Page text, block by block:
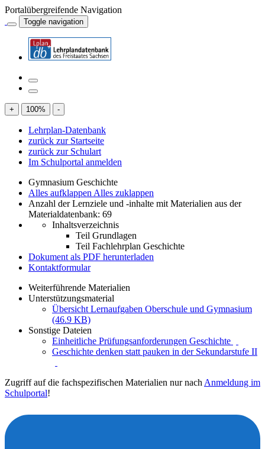
Portalübergreifende Navigation
Toggle navigation
+ 100% -
Lehrplan-Datenbank
zurück zur Startseite
zurück zur Schulart
Im Schulportal anmelden
Gymnasium Geschichte
Alles aufklappen Alles zuklappen
Anzahl der Lernziele und -inhalte mit Materialien aus der
Materialdatenbank: 69
Inhaltsverzeichnis
Teil Grundlagen
Teil Fachlehrplan Geschichte
Dokument als PDF herunterladen
Kontaktformular
Weiterführende Materialien
Unterstützungsmaterial
Übersicht Lernaufgaben Oberschule und Gymnasium
(46.9 KB)
Sonstige Dateien
Einheitliche Prüfungsanforderungen Geschichte
Geschichte denken statt pauken in der Sekundarstufe II
Zugriff auf die fachspezifischen Materialien nur nach Anmeldung im
Schulportal!